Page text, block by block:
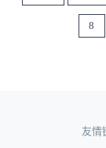
8
友情